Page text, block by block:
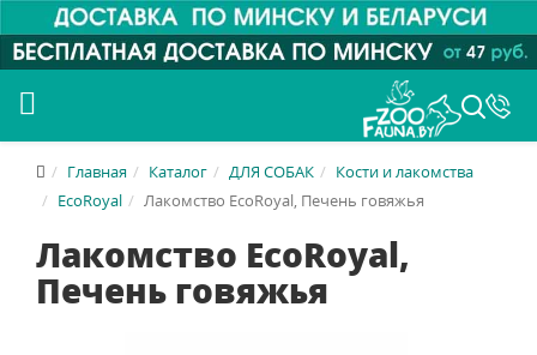
Главная Каталог ДЛЯ СОБАК
Кости и лакомства
EcoRoyal
Лакомство EcoRoyal, Печень говяжья
Лакомство EcoRoyal,
Печень говяжья